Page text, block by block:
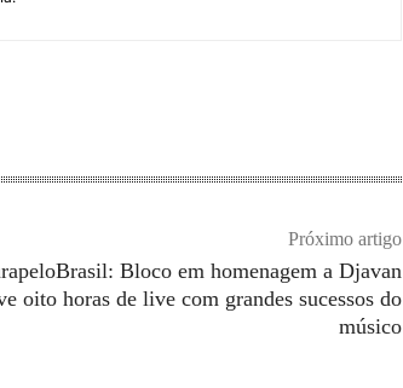
Próximo artigo
Bloco em homenagem a Djavan
oito horas de live com grandes sucessos do
músico